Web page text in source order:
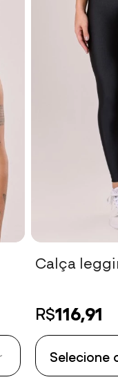
excelente e
e nao é
Visto
do jeito q
Recomendo
aos do
Calça
R$116,91
Selecione